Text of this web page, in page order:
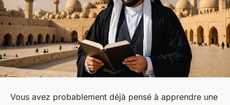
Vous avez probablement déjà pensé à apprendre une